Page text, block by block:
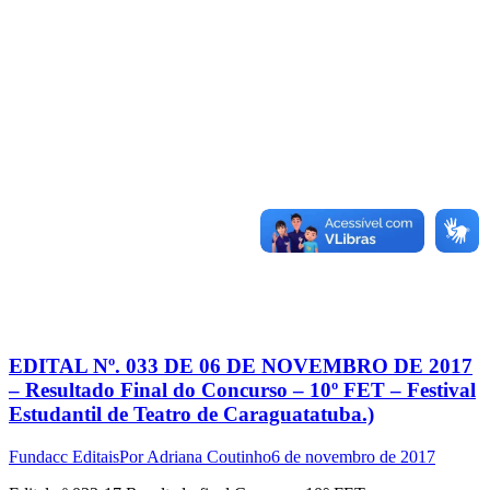
EDITAL Nº. 033 DE 06 DE NOVEMBRO DE 2017
– Resultado Final do Concurso – 10º FET – Festival
Estudantil de Teatro de Caraguatatuba.)
Fundacc EditaisPorAdriana Coutinho6 de novembro de 2017